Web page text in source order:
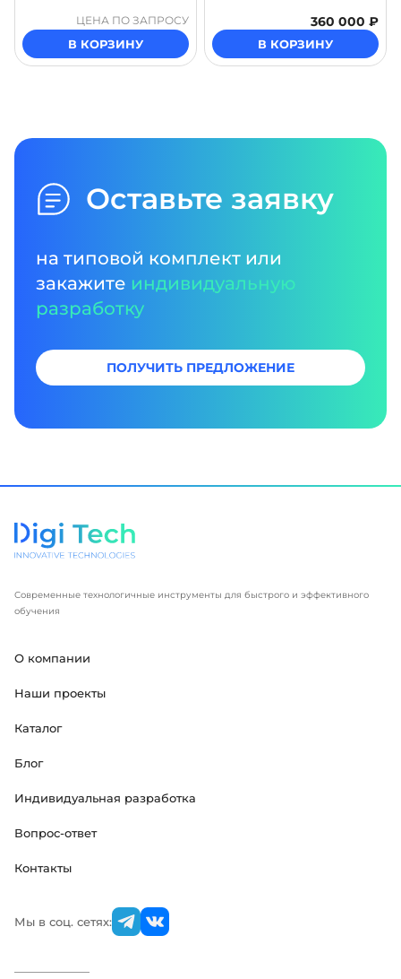
здания"ЦЕНА ПО ЗАПРОСУ
В КОРЗИНУ
360 000 ₽
В КОРЗИНУ
Оставьте заявку
на типовой комплект или
закажите индивидуальную
разработку
ПОЛУЧИТЬ ПРЕДЛОЖЕНИЕ
Современные технологичные инструменты для быстрого и эффективного
обучения
О компании
Наши проекты
Каталог
Блог
Индивидуальная разработка
Вопрос-ответ
Контакты
Мы в соц. сетях: